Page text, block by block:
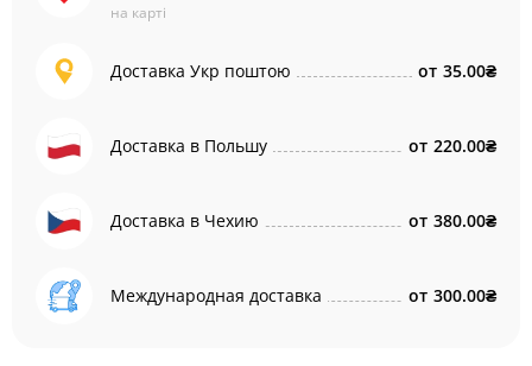
на карті
Доставка Укр поштою от 35.00₴
Доставка в Польшу от 220.00₴
Доставка в Чехию от 380.00₴
Международная доставка от 300.00₴